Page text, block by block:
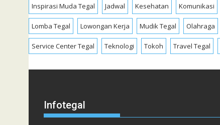
Inspirasi Muda Tegal Jadwal Kesehatan Komunikasi
Lomba Tegal Lowongan Kerja Mudik Tegal Olahraga
Service Center Tegal Teknologi Tokoh Travel Tegal
Infotegal